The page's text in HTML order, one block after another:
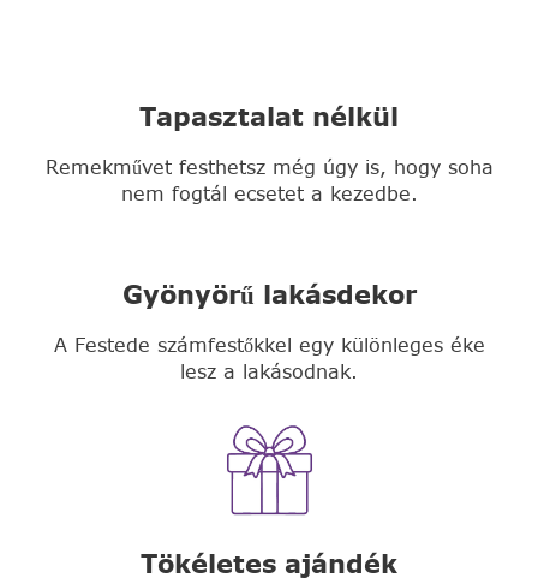
Tapasztalat nélkül
Remekművet festhetsz még úgy is, hogy soha
nem fogtál ecsetet a kezedbe.
Gyönyörű lakásdekor
A Festede számfestőkkel egy különleges éke
lesz a lakásodnak.
Tökéletes ajándék